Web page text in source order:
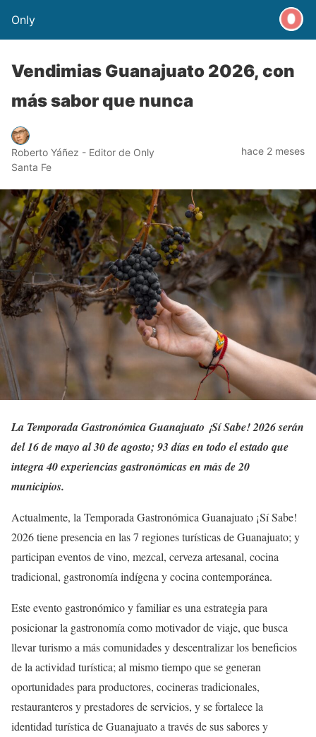
Only
Vendimias Guanajuato 2026, con
más sabor que nunca
Roberto Yáñez - Editor de Only
Santa Fe
hace 2 meses
La Temporada Gastronómica Guanajuato ¡Sí Sabe! 2026 serán
del 16 de mayo al 30 de agosto; 93 días en todo el estado que
integra 40 experiencias gastronómicas en más de 20
municipios.
Actualmente, la Temporada Gastronómica Guanajuato ¡Sí Sabe!
2026 tiene presencia en las 7 regiones turísticas de Guanajuato; y
participan eventos de vino, mezcal, cerveza artesanal, cocina
tradicional, gastronomía indígena y cocina contemporánea.
Este evento gastronómico y familiar es una estrategia para
posicionar la gastronomía como motivador de viaje, que busca
llevar turismo a más comunidades y descentralizar los beneficios
de la actividad turística; al mismo tiempo que se generan
oportunidades para productores, cocineras tradicionales,
restauranteros y prestadores de servicios, y se fortalece la
identidad turística de Guanajuato a través de sus sabores y